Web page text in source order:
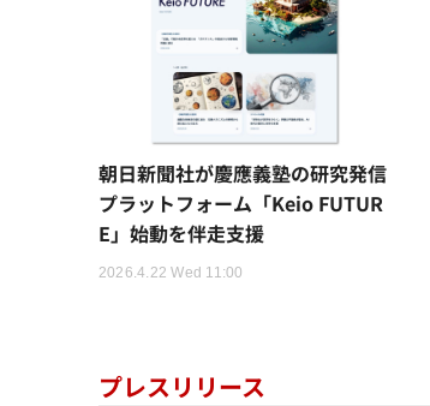
朝日新聞社が慶應義塾の研究発信
プラットフォーム「Keio FUTUR
E」始動を伴走支援
2026.4.22 Wed 11:00
プレスリリース